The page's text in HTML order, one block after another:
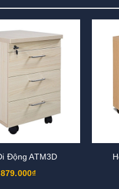
Động ATM3D
879.000₫